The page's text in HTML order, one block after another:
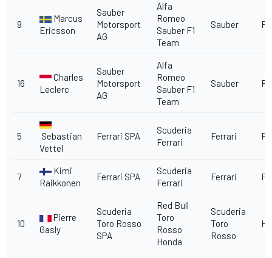
9
Marcus
Ericsson
Sauber
Motorsport
AG
Alfa
Romeo
Sauber F1
Team
Sauber
16
Charles
Leclerc
Sauber
Motorsport
AG
Alfa
Romeo
Sauber F1
Team
Sauber
5
Sebastian
Vettel
Ferrari SPA
Scuderia
Ferrari
Ferrari
7
Kimi
Raikkonen
Ferrari SPA
Scuderia
Ferrari
Ferrari
10
Pierre
Gasly
Scuderia
Toro Rosso
SPA
Red Bull
Toro
Rosso
Honda
Scuderia
Toro
Rosso